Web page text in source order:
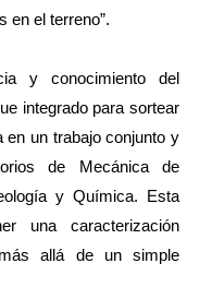
en el terreno”.
y conocimiento del
integrado para sortear
en un trabajo conjunto y
de Mecánica de
y Química. Esta
una caracterización
allá de un simple